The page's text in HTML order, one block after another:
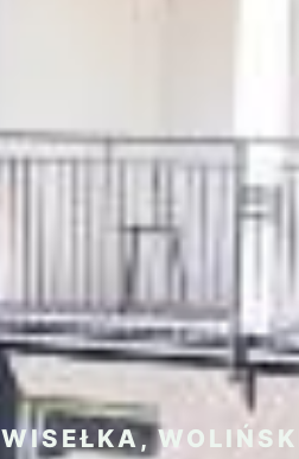
WISEŁKA,